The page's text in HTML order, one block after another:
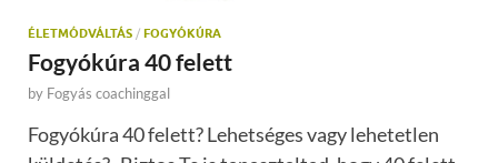
ÉLETMÓDVÁLTÁS / FOGYÓKÚRA
Fogyókúra 40 felett
by Fogyás coachinggal
Fogyókúra 40 felett? Lehetséges vagy lehetetlen